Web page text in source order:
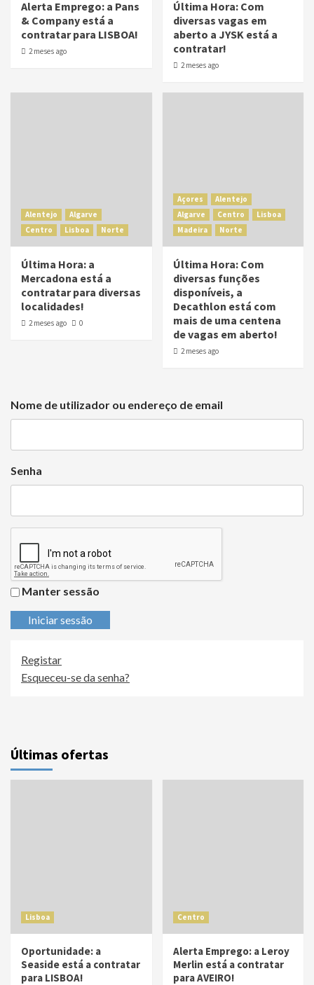
Alerta Emprego: a Pans
& Company está a
contratar para LISBOA!
2 meses ago
Última Hora: Com
diversas vagas em
aberto a JYSK está a
contratar!
2 meses ago
Alentejo
Algarve
Centro
Lisboa Norte
Última Hora: a
Mercadona está a
contratar para diversas
localidades!
2 meses ago 0
Açores
Alentejo
Algarve
Centro
Lisboa
Madeira
Norte
Última Hora: Com
diversas funções
disponíveis, a
Decathlon está com
mais de uma centena
de vagas em aberto!
2 meses ago
Nome de utilizador ou endereço de email
Senha
Manter sessão
Iniciar sessão
Registar
Esqueceu-se da senha?
Últimas ofertas
Lisboa
Oportunidade: a
Seaside está a contratar
para LISBOA!
Centro
Alerta Emprego: a Leroy
Merlin está a contratar
para AVEIRO!